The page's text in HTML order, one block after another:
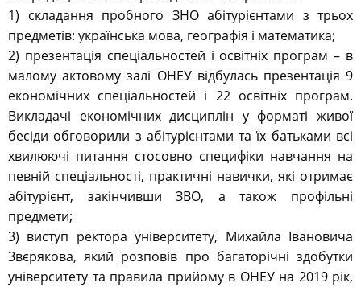
1) складання пробного ЗНО абітурієнтами з трьох
предметів: українська мова, географія і математика;
2) презентація спеціальностей і освітніх програм – в
малому актовому залі ОНЕУ відбулась презентація 9
економічних спеціальностей і 22 освітніх програм.
Викладачі економічних дисциплін у форматі живої
бесіди обговорили з абітурієнтами та їх батьками всі
хвилюючі питання стосовно специфіки навчання на
певній спеціальності, практичні навички, які отримає
абітурієнт, закінчивши ЗВО, а також профільні
предмети;
3) виступ ректора університету, Михайла Івановича
Звєрякова, який розповів про багаторічні здобутки
університету та правила прийому в ОНЕУ на 2019 рік,